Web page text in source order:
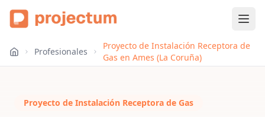
Profesionales
Proyecto de Instalación Receptora de
Gas en Ames (La Coruña)
Proyecto de Instalación Receptora de Gas